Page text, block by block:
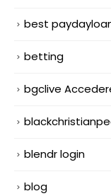
best
betting
bgclive
blendr login
blog